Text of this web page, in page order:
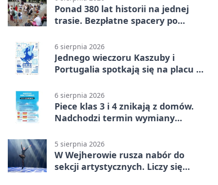
Ponad 380 lat historii na jednej
trasie. Bezpłatne spacery po
6 sierpnia 2026
Jednego wieczoru Kaszuby i
Portugalia spotkają się na placu w
6 sierpnia 2026
Piece klas 3 i 4 znikają z domów.
Nadchodzi termin wymiany
5 sierpnia 2026
W Wejherowie rusza nabór do
sekcji artystycznych. Liczy się